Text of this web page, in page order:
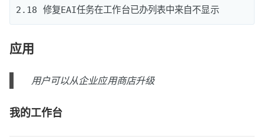
2.18 修复EAI任务在工作台已办列表中来自不显示
应用
用户可以从企业应用商店升级
我的工作台